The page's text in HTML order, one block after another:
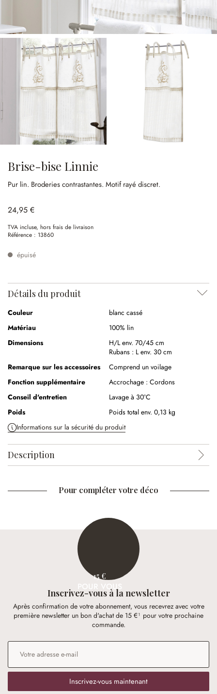
Brise-bise Linnie
Pur lin. Broderies contrastantes. Motif rayé discret.
24,95 €
TVA incluse, hors frais de livraison
Référence : 13860
épuisé
Détails du produit
Couleur
blanc cassé
Matériau
100% lin
Dimensions
H/L env. 70/45 cm
Rubans : L env. 30 cm
Remarque sur les accessoires
Comprend un voilage
Fonction supplémentaire
Accrochage : Cordons
Conseil d'entretien
Lavage à 30°C
Poids
Poids total env. 0,13 kg
Informations sur la sécurité du produit
Description
Pour compléter votre déco
15 €
POUR VOUS
Inscrivez-vous à la newsletter
Après confirmation de votre abonnement, vous recevrez avec votre
première newsletter un bon d'achat de 15 €¹ pour votre prochaine
commande.
Adresse e-mail
Inscrivez-vous maintenant